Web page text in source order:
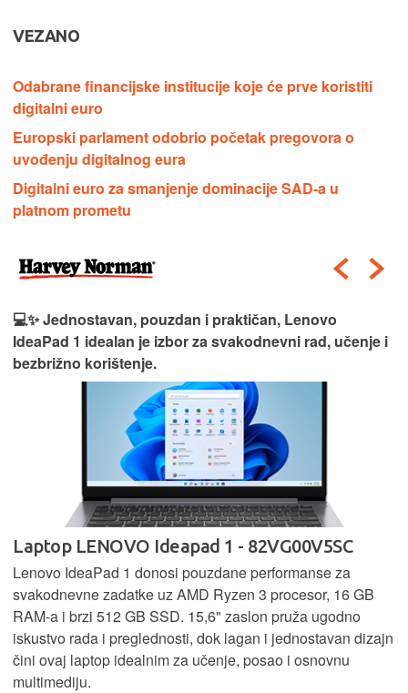
VEZANO
Odabrane financijske institucije koje će prve koristiti
digitalni euro
Europski parlament odobrio početak pregovora o
uvođenju digitalnog eura
Digitalni euro za smanjenje dominacije SAD-a u
platnom prometu
💻✨ Jednostavan, pouzdan i praktičan, Lenovo
IdeaPad 1 idealan je izbor za svakodnevni rad, učenje i
bezbrižno korištenje.
Laptop LENOVO Ideapad 1 - 82VG00V5SC
Lenovo IdeaPad 1 donosi pouzdane performanse za
svakodnevne zadatke uz AMD Ryzen 3 procesor, 16 GB
RAM-a i brzi 512 GB SSD. 15,6" zaslon pruža ugodno
iskustvo rada i preglednosti, dok lagan i jednostavan dizajn
čini ovaj laptop idealnim za učenje, posao i osnovnu
multimediju.